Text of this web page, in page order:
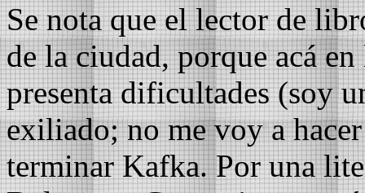
Se nota que el lector de
de la ciudad, porque acá
presenta dificultades (soy
exiliado; no me voy a
terminar Kafka. Por una